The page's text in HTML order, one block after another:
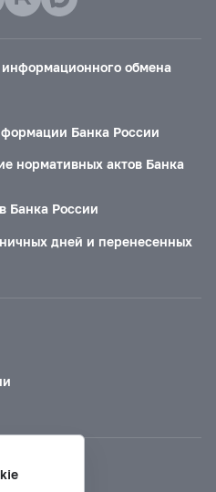
обмена
Банка России
нормативных актов Банка
Банка России
дней и перенесенных